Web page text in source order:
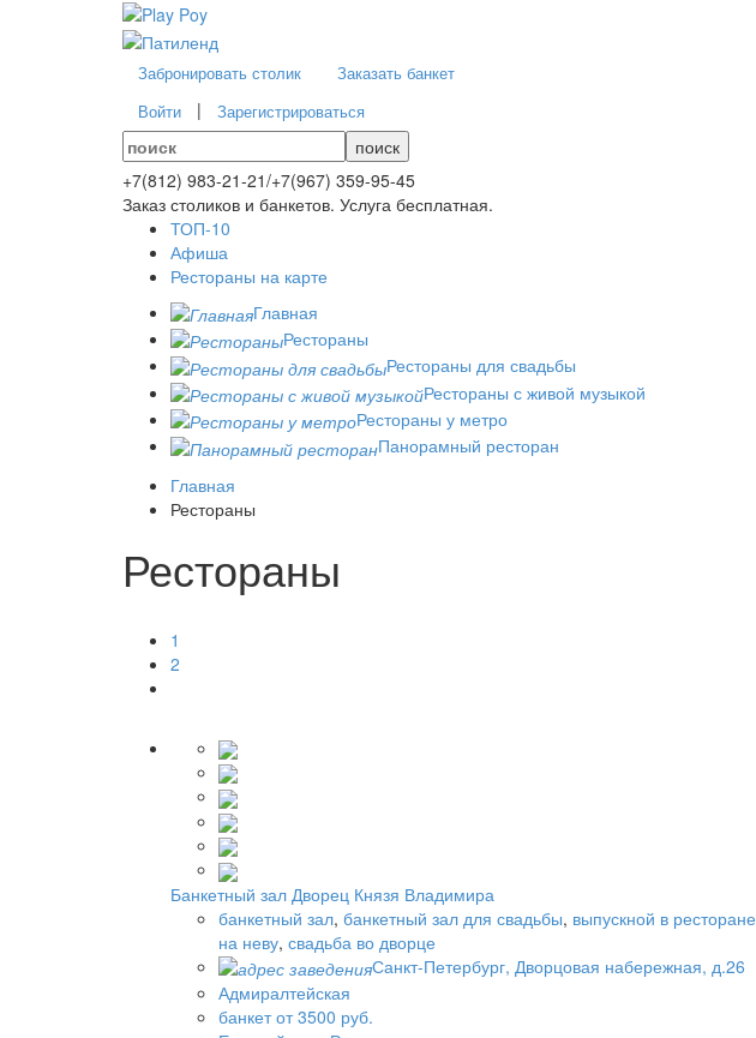
Забронировать столик
Заказать банкет
Войти
| Зарегистрироваться
поиск
+7(812) 983-21-21/+7(967) 359-95-45
Заказ столиков и банкетов. Услуга бесплатная.
ТОП-10
Афиша
Рестораны на карте
Главная
Рестораны
Рестораны для свадьбы
Рестораны с живой музыкой
Рестораны у метро
Панорамный ресторан
Главная
Рестораны
Рестораны
1
2
Банкетный зал Дворец Князя Владимира
банкетный зал, банкетный зал для свадьбы, выпускной в ресторане
на неву, свадьба во дворце
Санкт-Петербург, Дворцовая набережная, д.26
Адмиралтейская
банкет от 3500 руб.